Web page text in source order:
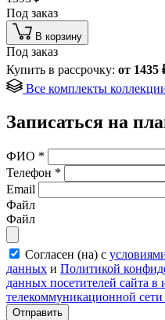
Под заказ
В корзину
Под заказ
Купить в рассрочку: от 1435
Все комплекты
Записаться на
ФИО *
Телефон *
Email
Файл
Файл
Согласен (на) с
данных и Политикой
данных посетителей сайта
телекоммуникационной
Отправить